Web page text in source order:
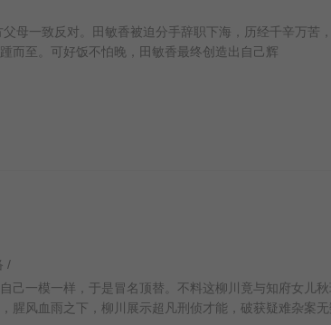
母一致反对。田敏香被迫分手辞职下海，历经千辛万苦
而至。可好饭不怕晚，田敏香最终创造出自己辉
/
己一模一样，于是冒名顶替。不料这柳川竟与知府女儿
腥风血雨之下，柳川展示超凡刑侦才能，破获疑难杂案